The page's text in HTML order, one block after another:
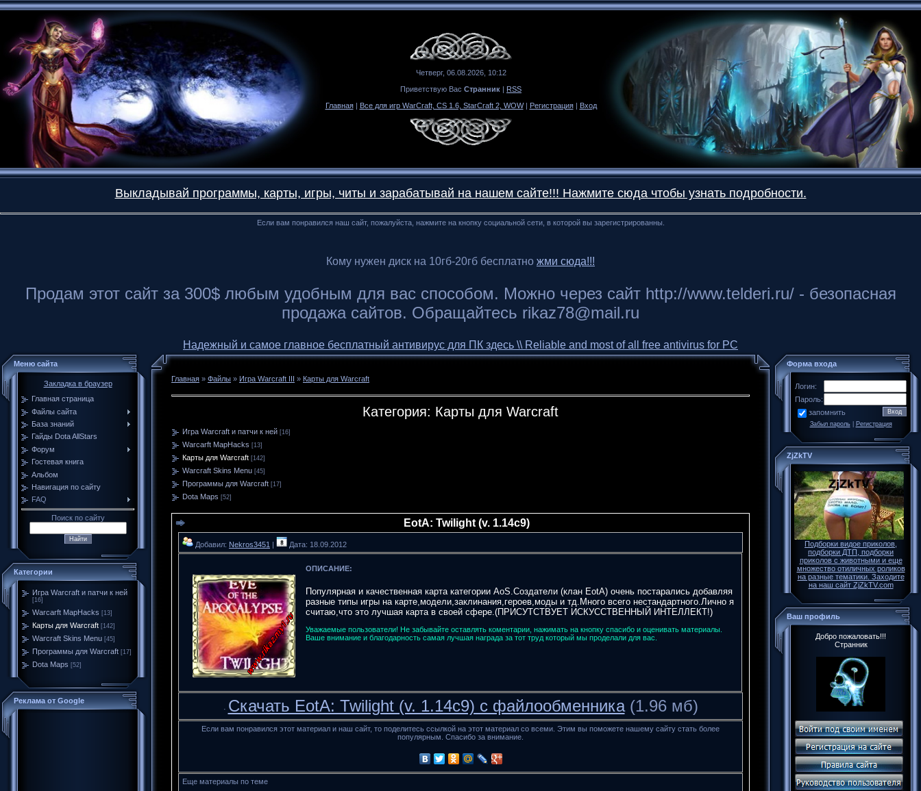
Четверг, 06.08.2026, 10:12
Приветствую Вас Странник | RSS
Главная| Все для игр WarCraft, CS 1.6, StarCraft 2, WOW| Регистрация| Вход
Выкладывай программы, карты, игры, читы и зарабатывай на нашем сайте!!! Нажмите сюда чтобы узнать подробности.
Если вам понравился наш сайт, пожалуйста, нажмите на кнопку социальной сети, в которой вы зарегистрированны.
Кому нужен диск на 10гб-20гб бесплатно жми сюда!!!
Продам этот сайт за 300$ любым удобным для вас способом. Можно через сайт http://www.telderi.ru/ - безопасная
продажа сайтов. Обращайтесь rikaz78@mail.ru
Надежный и самое главное бесплатный антивирус для ПК здесь \\ Reliable and most of all free antivirus for PC
Меню сайта
Закладка в браузер
Главная страница
Файлы сайта
База знаний
Гайды Dota AllStars
Форум
Гостевая книга
Альбом
Навигация по сайту
FAQ
Поиск по сайту
Категории
Игра Warcraft и патчи к ней
[16]
Warcarft MapHacks [13]
Карты для Warcraft [142]
Warcraft Skins Menu [45]
Программы для Warcraft [17]
Dota Maps [52]
Реклама от Google
Главная » Файлы » Игра Warcraft III » Карты для Warcraft
Категория: Карты для Warcraft
Игра Warcraft и патчи к ней [16]
Warcarft MapHacks [13]
Карты для Warcraft [142]
Warcraft Skins Menu [45]
Программы для Warcraft [17]
Dota Maps [52]
EotA: Twilight (v. 1.14c9)
Добавил: Nekros3451 | Дата: 18.09.2012
ОПИСАНИЕ:
Популярная и качественная карта категории AoS.Создатели (клан EotA) очень постарались добавляя
разные типы игры на карте,модели,заклинания,героев,моды и тд.Много всего нестандартного.Лично я
считаю,что это лучшая карта в своей сфере.(ПРИСУТСТВУЕТ ИСКУССТВЕННЫЙ ИНТЕЛЛЕКТ!)
Уважаемые пользователи! Не забывайте оставлять коментарии, нажимать на кнопку спасибо и оценивать материалы.
Ваше внимание и благодарность самая лучшая награда за тот труд который мы проделали для вас.
· Скачать EotA: Twilight (v. 1.14c9) с файлообменника(1.96 мб)
Если вам понравился этот материал и наш сайт, то поделитесь ссылкой на этот материал со всеми. Этим вы поможете нашему сайту стать более
популярным. Спасибо за внимание.
Еще материалы по теме
Форма входа
Логин:
Пароль:
запомнить
Забыл пароль| Регистрация
ZjZkTV
Подборки видое приколов,
подборки ДТП, подборки
приколов с животными и еще
множество отиличных роликов
на разные тематики. Заходите
на наш сайт ZjZkTV.com
Ваш профиль
Добро пожаловать!!!
Странник